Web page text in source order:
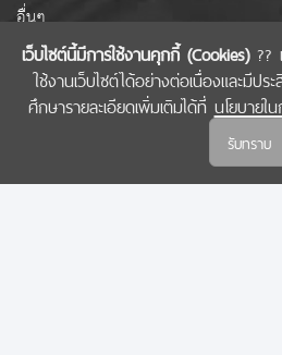
เว็บไซต์นี้มีการใช้งานคุกกี้ (Cookies)??
ใช้งานเว็บไซต์ได้อย่างต่อเนื่องและมีป
ศึกษารายละเอียดเพิ่มเติมได้ที่ นโยบาย
รับทราบ
อื่นๆ
COPYRIGHT © 2022 สำนักงานคณะกรรมการส่
(สกสว.)
นโยบายในการคุ้มครองข้อ